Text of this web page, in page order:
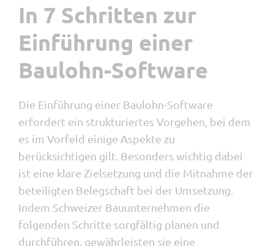
In 7 Schritten zur
Einführung einer
Baulohn-Software
Die Einführung einer Baulohn-Software
erfordert ein strukturiertes Vorgehen, bei dem
es im Vorfeld einige Aspekte zu
berücksichtigen gilt. Besonders wichtig dabei
ist eine klare Zielsetzung und die Mitnahme der
beteiligten Belegschaft bei der Umsetzung.
Indem Schweizer Bauunternehmen die
folgenden Schritte sorgfältig planen und
durchführen, gewährleisten sie eine